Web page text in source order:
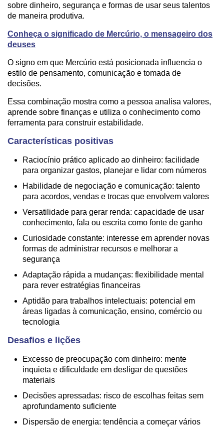
sobre dinheiro, segurança e formas de usar seus talentos
de maneira produtiva.
Conheça o significado de Mercúrio, o mensageiro dos
deuses
O signo em que Mercúrio está posicionada influencia o
estilo de pensamento, comunicação e tomada de
decisões.
Essa combinação mostra como a pessoa analisa valores,
aprende sobre finanças e utiliza o conhecimento como
ferramenta para construir estabilidade.
Características positivas
Raciocínio prático aplicado ao dinheiro: facilidade
para organizar gastos, planejar e lidar com números
Habilidade de negociação e comunicação: talento
para acordos, vendas e trocas que envolvem valores
Versatilidade para gerar renda: capacidade de usar
conhecimento, fala ou escrita como fonte de ganho
Curiosidade constante: interesse em aprender novas
formas de administrar recursos e melhorar a
segurança
Adaptação rápida a mudanças: flexibilidade mental
para rever estratégias financeiras
Aptidão para trabalhos intelectuais: potencial em
áreas ligadas à comunicação, ensino, comércio ou
tecnologia
Desafios e lições
Excesso de preocupação com dinheiro: mente
inquieta e dificuldade em desligar de questões
materiais
Decisões apressadas: risco de escolhas feitas sem
aprofundamento suficiente
Dispersão de energia: tendência a começar vários